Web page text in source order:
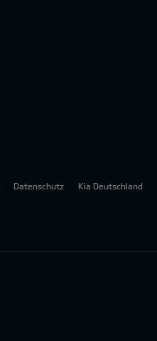
Datenschutz Kia Deutschland